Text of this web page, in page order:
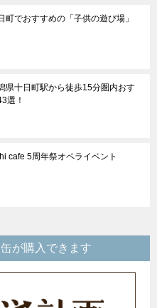
町でおすすめの「子供の遊び場」
県十日町駅から徒歩15分圏内おす
選！
cafe 5周年祭オペライベント
が購入できます